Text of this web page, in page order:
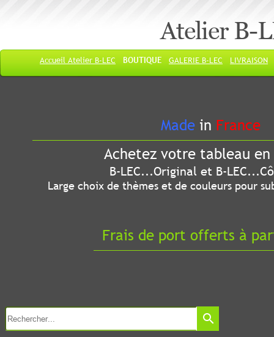
Atelier B-
Accueil Atelier B-LEC BOUTIQUE GALERIE B-LEC LIVRAISON
Made in France
Achetez votre tableau
B-LEC...Original et B-
Large choix de thèmes et de couleurs pour
Frais de port offerts à
search